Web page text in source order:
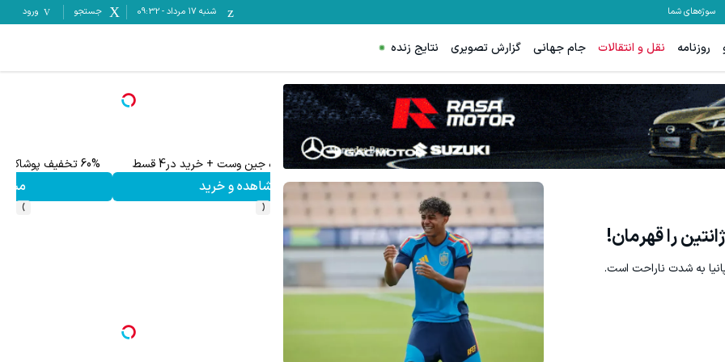
سوژه‌های شما شنبه ۱۷ مرداد -
09:32 جستجو ورود
روزنامه نقل و انتقالات جام جهانی گزارش تصویری نتایج زنده
را قهرمان!
به شدت ناراحت است.
60% تخفیف ویژه جین وست + خرید در4 قسط
مشاهده و خرید
60% تخفیف پوشاک جین وست + خرید در 4 قسط
‹
›